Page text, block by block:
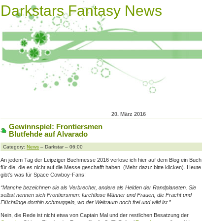
Darkstars Fantasy News
20. März 2016
Gewinnspiel: Frontiersmen
Blutfehde auf Alvarado
Category: News – Darkstar – 06:00
An jedem Tag der Leipziger Buchmesse 2016 verlose ich hier auf dem Blog ein Buch
für die, die es nicht auf die Messe geschafft haben. (Mehr dazu: bitte klicken). Heute
gibt’s was für Space Cowboy-Fans!
“Manche bezeichnen sie als Verbrecher, andere als Helden der Randplaneten. Sie
selbst nennen sich Frontiersmen: furchtlose Männer und Frauen, die Fracht und
Flüchtlinge dorthin schmuggeln, wo der Weltraum noch frei und wild ist.”
Nein, die Rede ist nicht etwa von Captain Mal und der restlichen Besatzung der